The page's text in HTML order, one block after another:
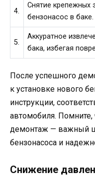
4.
Снятие крепежных
бензонасос в баке.
5.
Аккуратное
бака, избегая
После успешного
к установке нового
инструкции,
автомобиля.
демонтаж — важный
бензонасоса и
Снижение